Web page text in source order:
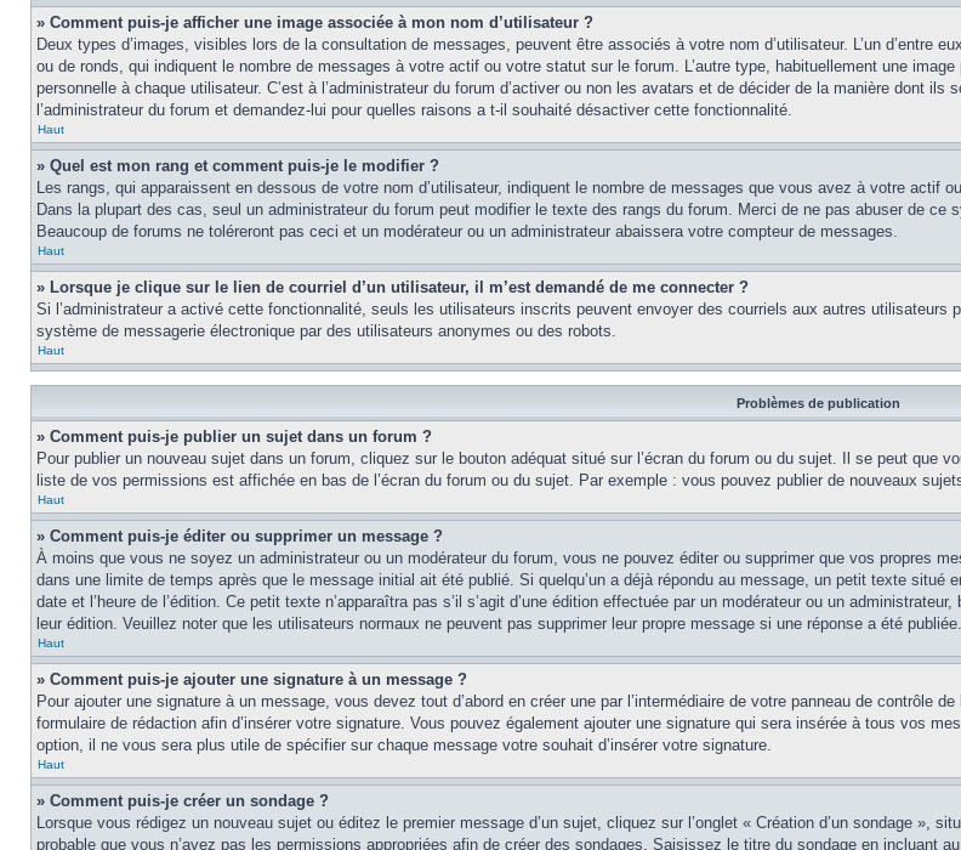
» Comment puis-je afficher une image associée à mon nom d’utilisateur ?
Deux types d’images, visibles lors de la consultation de messages, peuvent être associés à votre nom d’utilisateur. L’un d’entre
ou de ronds, qui indiquent le nombre de messages à votre actif ou votre statut sur le forum. L’autre type, habituellement une
personnelle à chaque utilisateur. C’est à l’administrateur du forum d’activer ou non les avatars et de décider de la manière dont
l’administrateur du forum et demandez-lui pour quelles raisons a t-il souhaité désactiver cette fonctionnalité.
Haut
» Quel est mon rang et comment puis-je le modifier ?
Les rangs, qui apparaissent en dessous de votre nom d’utilisateur, indiquent le nombre de messages que vous avez à votre
Dans la plupart des cas, seul un administrateur du forum peut modifier le texte des rangs du forum. Merci de ne pas abuser de
Beaucoup de forums ne toléreront pas ceci et un modérateur ou un administrateur abaissera votre compteur de messages.
Haut
» Lorsque je clique sur le lien de courriel d’un utilisateur, il m’est demandé de me connecter ?
Si l’administrateur a activé cette fonctionnalité, seuls les utilisateurs inscrits peuvent envoyer des courriels aux autres utilisateurs
système de messagerie électronique par des utilisateurs anonymes ou des robots.
Haut
Problèmes de publication
» Comment puis-je publier un sujet dans un forum ?
Pour publier un nouveau sujet dans un forum, cliquez sur le bouton adéquat situé sur l’écran du forum ou du sujet. Il se peut que
liste de vos permissions est affichée en bas de l’écran du forum ou du sujet. Par exemple : vous pouvez publier de nouveaux
Haut
» Comment puis-je éditer ou supprimer un message ?
À moins que vous ne soyez un administrateur ou un modérateur du forum, vous ne pouvez éditer ou supprimer que vos propres
dans une limite de temps après que le message initial ait été publié. Si quelqu’un a déjà répondu au message, un petit texte
date et l’heure de l’édition. Ce petit texte n’apparaîtra pas s’il s’agit d’une édition effectuée par un modérateur ou un
leur édition. Veuillez noter que les utilisateurs normaux ne peuvent pas supprimer leur propre message si une réponse a été publiée.
Haut
» Comment puis-je ajouter une signature à un message ?
Pour ajouter une signature à un message, vous devez tout d’abord en créer une par l’intermédiaire de votre panneau de contrôle
formulaire de rédaction afin d’insérer votre signature. Vous pouvez également ajouter une signature qui sera insérée à tous vos
option, il ne vous sera plus utile de spécifier sur chaque message votre souhait d’insérer votre signature.
Haut
» Comment puis-je créer un sondage ?
Lorsque vous rédigez un nouveau sujet ou éditez le premier message d’un sujet, cliquez sur l’onglet « Création d’un sondage »,
probable que vous n’ayez pas les permissions appropriées afin de créer des sondages. Saisissez le titre du sondage en incluant